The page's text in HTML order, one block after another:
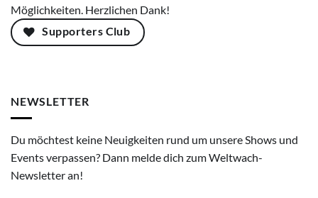
Möglichkeiten. Herzlichen Dank!
Supporters Club
NEWSLETTER
Du möchtest keine Neuigkeiten rund um unsere Shows und
Events verpassen? Dann melde dich zum Weltwach-
Newsletter an!